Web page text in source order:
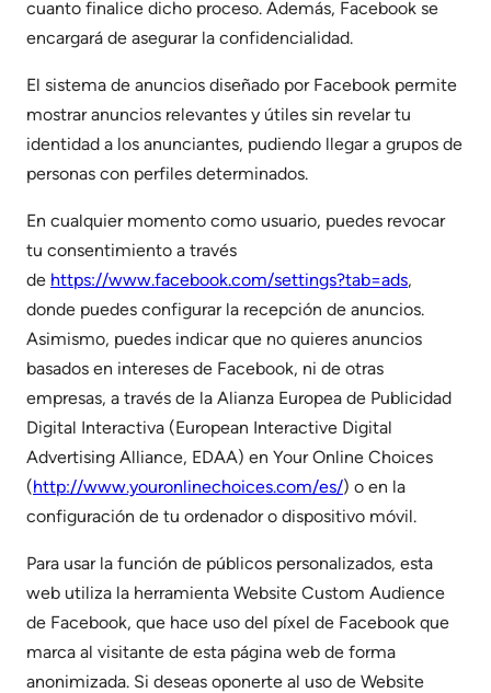
cuanto finalice dicho proceso. Además, Facebook se
encargará de asegurar la confidencialidad.
El sistema de anuncios diseñado por Facebook permite
mostrar anuncios relevantes y útiles sin revelar tu
identidad a los anunciantes, pudiendo llegar a grupos de
personas con perfiles determinados.
En cualquier momento como usuario, puedes revocar
tu consentimiento a través
de https://www.facebook.com/settings?tab=ads,
donde puedes configurar la recepción de anuncios.
Asimismo, puedes indicar que no quieres anuncios
basados en intereses de Facebook, ni de otras
empresas, a través de la Alianza Europea de Publicidad
Digital Interactiva (European Interactive Digital
Advertising Alliance, EDAA) en Your Online Choices
(http://www.youronlinechoices.com/es/) o en la
configuración de tu ordenador o dispositivo móvil.
Para usar la función de públicos personalizados, esta
web utiliza la herramienta Website Custom Audience
de Facebook, que hace uso del píxel de Facebook que
marca al visitante de esta página web de forma
anonimizada. Si deseas oponerte al uso de Website